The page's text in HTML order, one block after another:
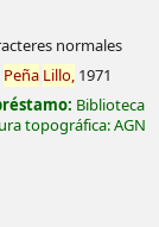
normales
Peña Lillo, 1971
Biblioteca
topográfica:AGN